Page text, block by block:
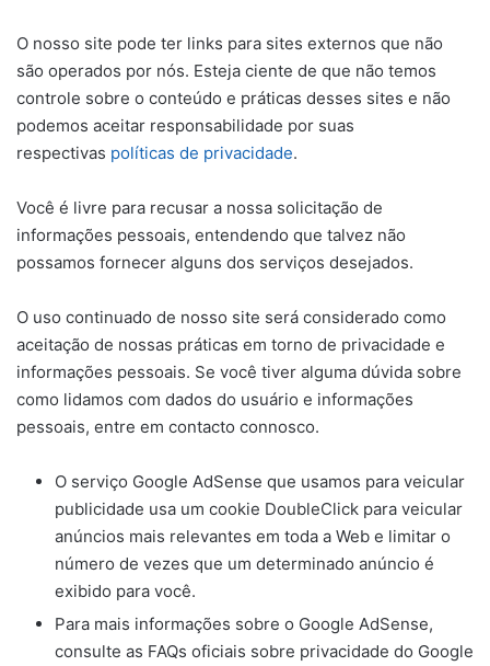
O nosso site pode ter links para sites externos que não
são operados por nós. Esteja ciente de que não temos
controle sobre o conteúdo e práticas desses sites e não
podemos aceitar responsabilidade por suas
respectivas políticas de privacidade.
Você é livre para recusar a nossa solicitação de
informações pessoais, entendendo que talvez não
possamos fornecer alguns dos serviços desejados.
O uso continuado de nosso site será considerado como
aceitação de nossas práticas em torno de privacidade e
informações pessoais. Se você tiver alguma dúvida sobre
como lidamos com dados do usuário e informações
pessoais, entre em contacto connosco.
O serviço Google AdSense que usamos para veicular
publicidade usa um cookie DoubleClick para veicular
anúncios mais relevantes em toda a Web e limitar o
número de vezes que um determinado anúncio é
exibido para você.
Para mais informações sobre o Google AdSense,
consulte as FAQs oficiais sobre privacidade do Google